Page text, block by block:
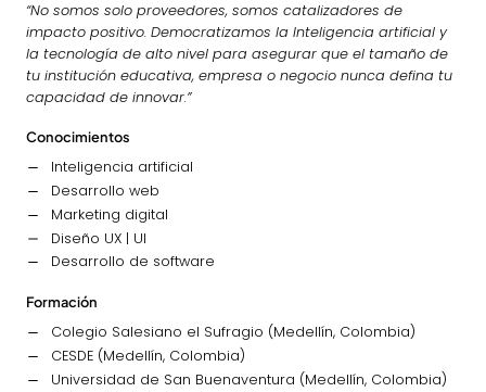
“No somos solo proveedores, somos catalizadores de
impacto positivo. Democratizamos la Inteligencia artificial y
la tecnología de alto nivel para asegurar que el tamaño de
tu institución educativa, empresa o negocio nunca defina tu
capacidad de innovar.”
Conocimientos
Inteligencia artificial
Desarrollo web
Marketing digital
Diseño UX | UI
Desarrollo de software
Formación
Colegio Salesiano el Sufragio (Medellín, Colombia)
CESDE (Medellín, Colombia)
Universidad de San Buenaventura (Medellín, Colombia)